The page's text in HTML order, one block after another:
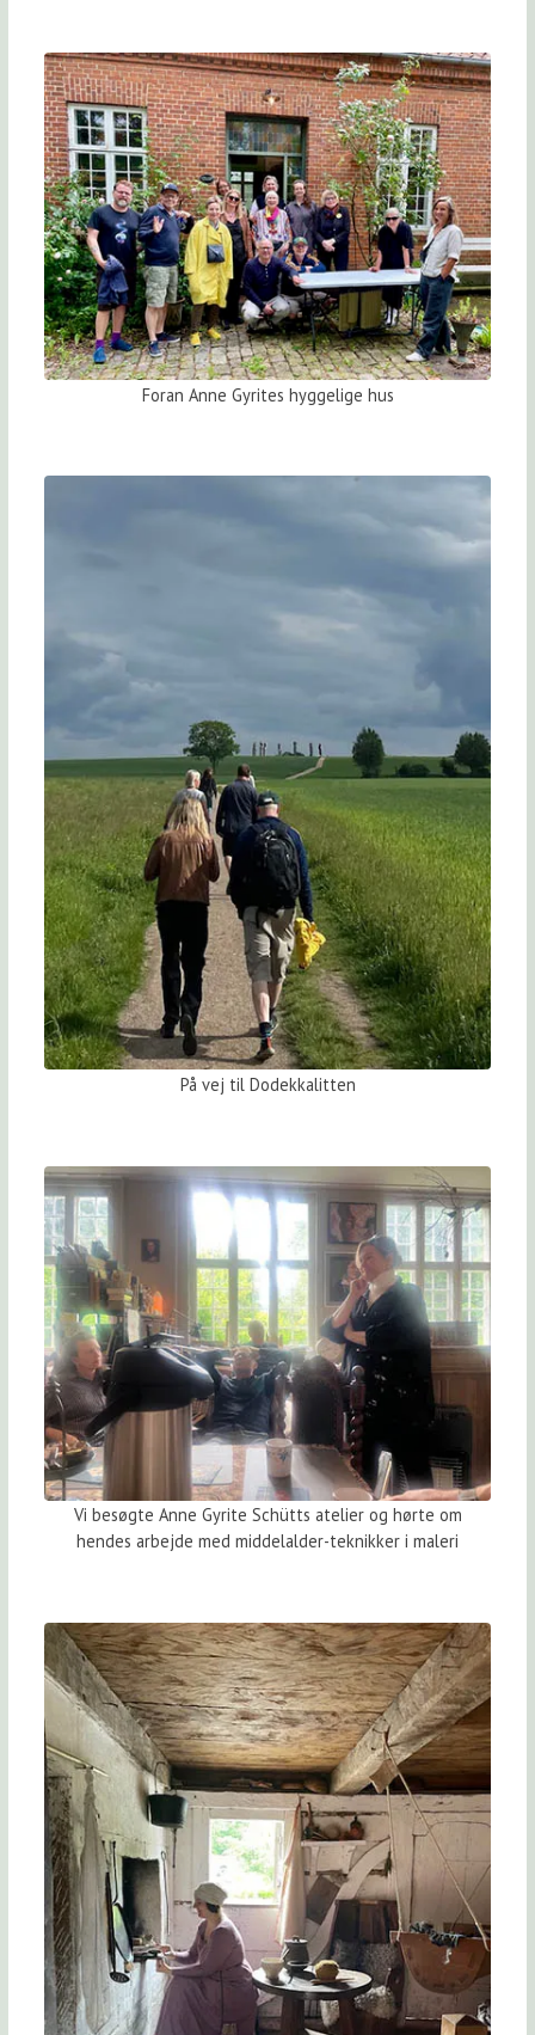
Foran Anne Gyrites hyggelige hus
På vej til Dodekkalitten
Vi besøgte Anne Gyrite Schütts atelier og hørte om
hendes arbejde med middelalder-teknikker i maleri